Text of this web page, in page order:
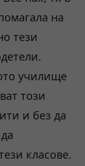
на
тези
училище
този
и без да
класове.